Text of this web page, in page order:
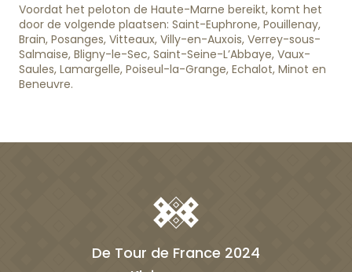
Voordat het peloton de Haute-Marne bereikt, komt het
door de volgende plaatsen: Saint-Euphrone, Pouillenay,
Brain, Posanges, Vitteaux, Villy-en-Auxois, Verrey-sous-
Salmaise, Bligny-le-Sec, Saint-Seine-L’Abbaye, Vaux-
Saules, Lamargelle, Poiseul-la-Grange, Echalot, Minot en
Beneuvre.
De Tour de France 2024